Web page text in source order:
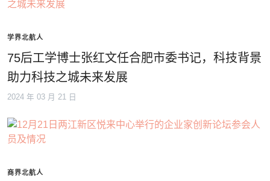
学界北航人
75后工学博士张红文任合肥市委书记，科技背景
助力科技之城未来发展
2024 年 03 月 21 日
商界北航人